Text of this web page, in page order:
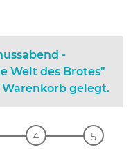
-
Welt des Brotes"
Warenkorb gelegt.